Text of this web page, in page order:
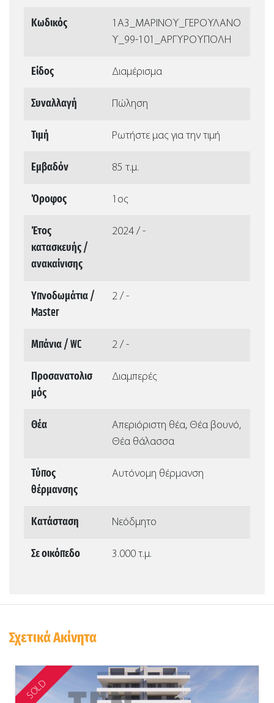
Κωδικός
1Α3_ΜΑΡΙΝΟΥ_ΓΕΡΟΥΛΑΝΟ
Υ_99-101_ΑΡΓΥΡΟΥΠΟΛΗ
Είδος Διαμέρισμα
Συναλλαγή Πώληση
Τιμή Ρωτήστε μας για την τιμή
Εμβαδόν 85 τ.μ.
Όροφος 1ος
Έτος
κατασκευής /
ανακαίνισης
2024 / -
Υπνοδωμάτια /
Master
2 / -
Μπάνια / WC 2 / -
Προσανατολισ
μός
Διαμπερές
Θέα
Απεριόριστη θέα, Θέα βουνό,
Θέα θάλασσα
Τύπος
θέρμανσης
Αυτόνομη θέρμανση
Κατάσταση Νεόδμητο
Σε οικόπεδο 3.000 τ.μ.
Σχετικά Ακίνητα
SOLD